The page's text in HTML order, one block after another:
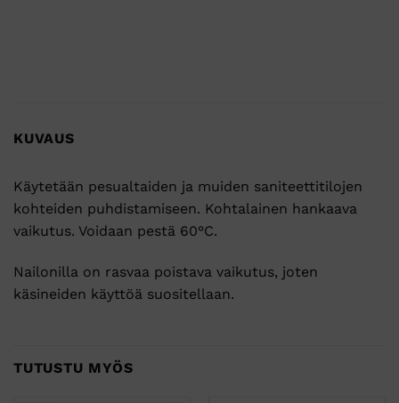
KUVAUS
Käytetään pesualtaiden ja muiden saniteettitilojen
kohteiden puhdistamiseen. Kohtalainen hankaava
vaikutus. Voidaan pestä 60°C.
Nailonilla on rasvaa poistava vaikutus, joten
käsineiden käyttöä suositellaan.
TUTUSTU MYÖS